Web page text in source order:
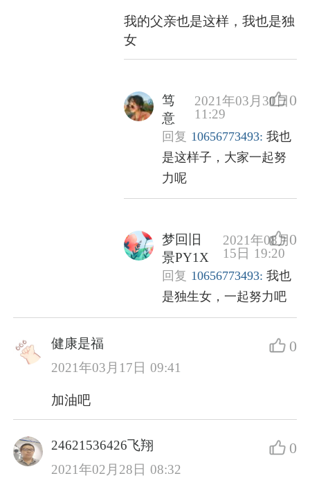
我的父亲也是这样，我也是独
女
笃
意
2021年03月30日
11:29
0
回复 10656773493: 我也
是这样子，大家一起努
力呢
梦回旧
景PY1X
2021年08月
15日 19:20
0
回复 10656773493: 我也
是独生女，一起努力吧
健康是福
2021年03月17日 09:41
0
加油吧
24621536426飞翔
2021年02月28日 08:32
0